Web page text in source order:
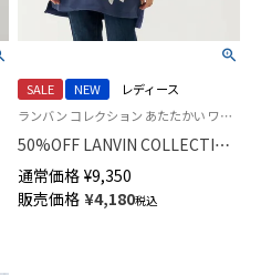
SALE NEW
レディース
ランバン コレクション あたたかい ワンマイルウェア 花柄 袖付き 長袖 エプロン
50%OFF LANVIN COLLECTION
裏起毛 ポリエステル100％ 後ボ
タン 割烹着 フェリシテローズ
柄 かっぽう着 カッポー スモッ
通常価格 ¥9,350
販売価格 ¥4,180税込